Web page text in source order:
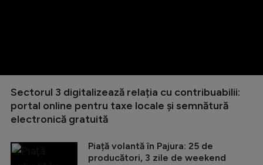
Sectorul 3 digitalizează relația cu contribuabilii:
portal online pentru taxe locale și semnătură
electronică gratuită
Piață volantă în Pajura: 25 de
producători, 3 zile de weekend